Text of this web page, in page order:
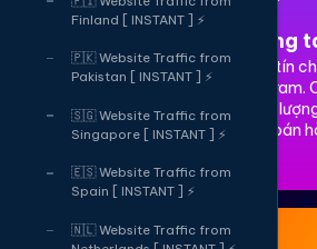
Finland [ INSTANT ] ⚡
🇵🇰 Website Traffic from
Pakistan [ INSTANT ] ⚡
🇸🇬 Website Traffic from
Singapore [ INSTANT ] ⚡
🇪🇸 Website Traffic from
Spain [ INSTANT ] ⚡
🇳🇱 Website Traffic from
1. Tăng tương
Dịch vụ tăng tương tác uy tín
Facebook, TikTok, Instagram.
share, comment, view chất
xây dựng thương hiệu và bán